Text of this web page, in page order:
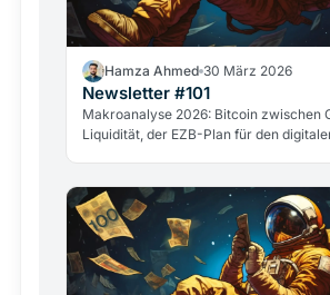
Hamza Ahmed 30 März 2026
Newsletter #101
Makroanalyse 2026: Bitcoin zwischen
Liquidität, der EZB-Plan für den